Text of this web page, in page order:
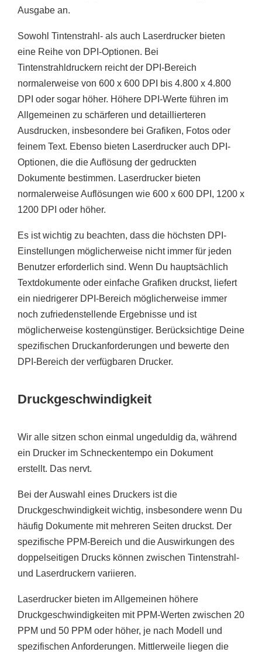
Ausgabe an.
Sowohl Tintenstrahl- als auch Laserdrucker bieten
eine Reihe von DPI-Optionen. Bei
Tintenstrahldruckern reicht der DPI-Bereich
normalerweise von 600 x 600 DPI bis 4.800 x 4.800
DPI oder sogar höher. Höhere DPI-Werte führen im
Allgemeinen zu schärferen und detaillierteren
Ausdrucken, insbesondere bei Grafiken, Fotos oder
feinem Text. Ebenso bieten Laserdrucker auch DPI-
Optionen, die die Auflösung der gedruckten
Dokumente bestimmen. Laserdrucker bieten
normalerweise Auflösungen wie 600 x 600 DPI, 1200 x
1200 DPI oder höher.
Es ist wichtig zu beachten, dass die höchsten DPI-
Einstellungen möglicherweise nicht immer für jeden
Benutzer erforderlich sind. Wenn Du hauptsächlich
Textdokumente oder einfache Grafiken druckst, liefert
ein niedrigerer DPI-Bereich möglicherweise immer
noch zufriedenstellende Ergebnisse und ist
möglicherweise kostengünstiger. Berücksichtige Deine
spezifischen Druckanforderungen und bewerte den
DPI-Bereich der verfügbaren Drucker.
Druckgeschwindigkeit
Wir alle sitzen schon einmal ungeduldig da, während
ein Drucker im Schneckentempo ein Dokument
erstellt. Das nervt.
Bei der Auswahl eines Druckers ist die
Druckgeschwindigkeit wichtig, insbesondere wenn Du
häufig Dokumente mit mehreren Seiten druckst. Der
spezifische PPM-Bereich und die Auswirkungen des
doppelseitigen Drucks können zwischen Tintenstrahl-
und Laserdruckern variieren.
Laserdrucker bieten im Allgemeinen höhere
Druckgeschwindigkeiten mit PPM-Werten zwischen 20
PPM und 50 PPM oder höher, je nach Modell und
spezifischen Anforderungen. Mittlerweile liegen die